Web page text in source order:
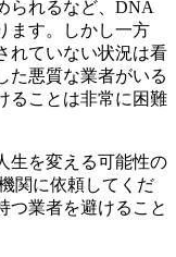
られるなど、DNA
ます。しかし一方
れていない状況は看
た悪質な業者がいる
ることは非常に困難
生を変える可能性の
関に依頼してくだ
つ業者を避けること